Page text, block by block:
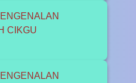
CIKGU